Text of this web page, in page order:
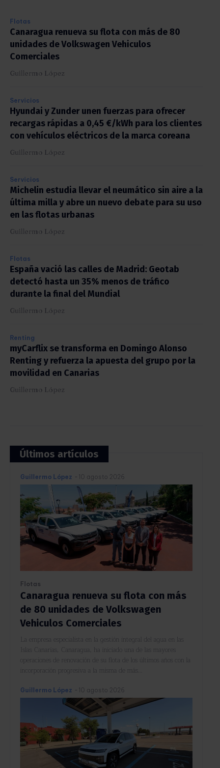
Flotas
Canaragua renueva su flota con más de 80
unidades de Volkswagen Vehiculos
Comerciales
Guillermo López
Servicios
Hyundai y Zunder unen fuerzas para ofrecer
recargas rápidas a 0,45 €/kWh para los clientes
con vehículos eléctricos de la marca coreana
Guillermo López
Servicios
Michelin estudia llevar el neumático sin aire a la
última milla y abre un nuevo debate para su uso
en las flotas urbanas
Guillermo López
Flotas
España vació las calles de Madrid: Geotab
detectó hasta un 35% menos de tráfico
durante la final del Mundial
Guillermo López
Renting
myCarflix se transforma en Domingo Alonso
Renting y refuerza la apuesta del grupo por la
movilidad en Canarias
Guillermo López
Últimos artículos
Guillermo López - 10 agosto 2026
Flotas
Canaragua renueva su flota con más
de 80 unidades de Volkswagen
Vehiculos Comerciales
La empresa especialista en la gestión integral del agua en las
Islas Canarias, Canaragua, ha iniciado una de las mayores
operaciones de renovación de su flota de los últimos años con la
incorporación progresiva a la misma de más...
Guillermo López - 10 agosto 2026